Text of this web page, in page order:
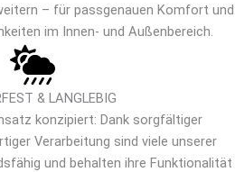
– für passgenauen Komfort und
im Innen- und Außenbereich.
& LANGLEBIG
konzipiert: Dank sorgfältiger
Verarbeitung sind viele unserer
und behalten ihre Funktionalität